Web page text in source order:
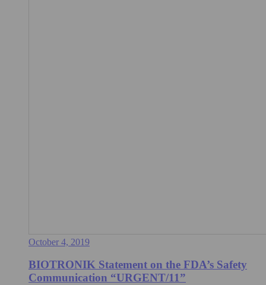
October 4, 2019
BIOTRONIK Statement on the FDA’s Safety
Communication “URGENT/11”